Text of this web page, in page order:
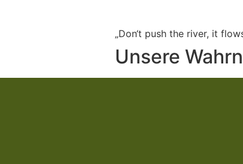
„Don‘t push the river, it
Unsere